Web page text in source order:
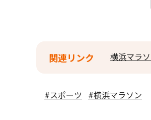
関連リンク 横浜マラ
#スポーツ #横浜マラソン